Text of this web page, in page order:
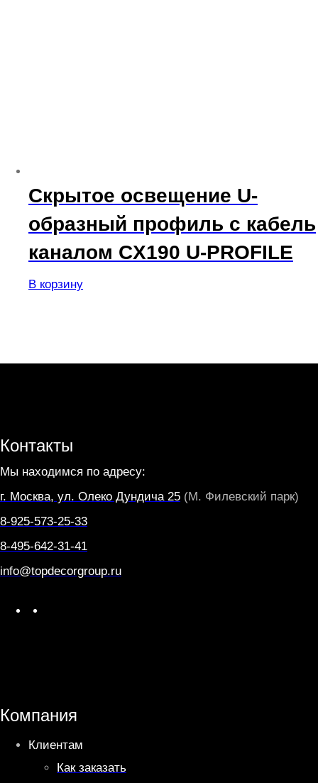
Скрытое освещение U-
образный профиль с кабель
каналом CX190 U-PROFILE
В корзину
Контакты
Мы находимся по адресу:
г. Москва, ул. Олеко Дундича 25 (М. Филевский парк)
8-925-573-25-33
8-495-642-31-41
info@topdecorgroup.ru
A
p
r
m
Компания
Клиентам
Как заказать